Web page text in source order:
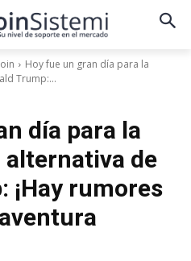
Hoy fue un gran día para la
Trump:...
día para la
de
¡Hay rumores